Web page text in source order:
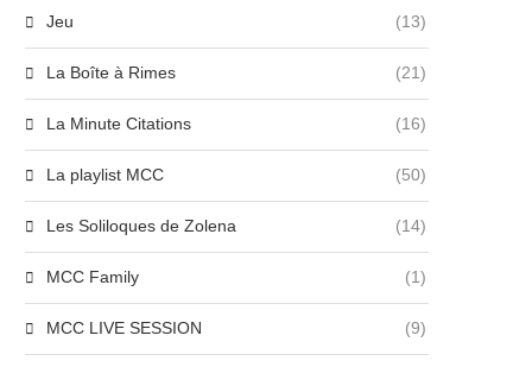
Jeu (13)
La Boîte à Rimes (21)
La Minute Citations (16)
La playlist MCC (50)
Les Soliloques de Zolena (14)
MCC Family (1)
MCC LIVE SESSION (9)